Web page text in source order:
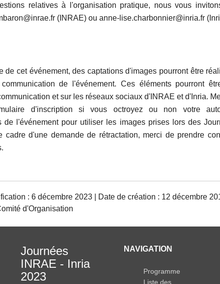
relatives à l'organisation pratique, nous vous
(INRAE) ou anne-lise.charbonnier@inria.fr
de cet événement, des captations d'images pourront être
de l'événement. Ces éléments pourront
et sur les réseaux sociaux d'INRAE et d'Inria.
d'inscription si vous octroyez ou non votre
de l'événement pour utiliser les images prises lors des
cadre d'une demande de rétractation, merci de prendre
: 6 décembre 2023 | Date de création : 12 décembre
d'Organisation
Journées
INRAE - Inria
2023
NAVIGATION
Programme
Liste des